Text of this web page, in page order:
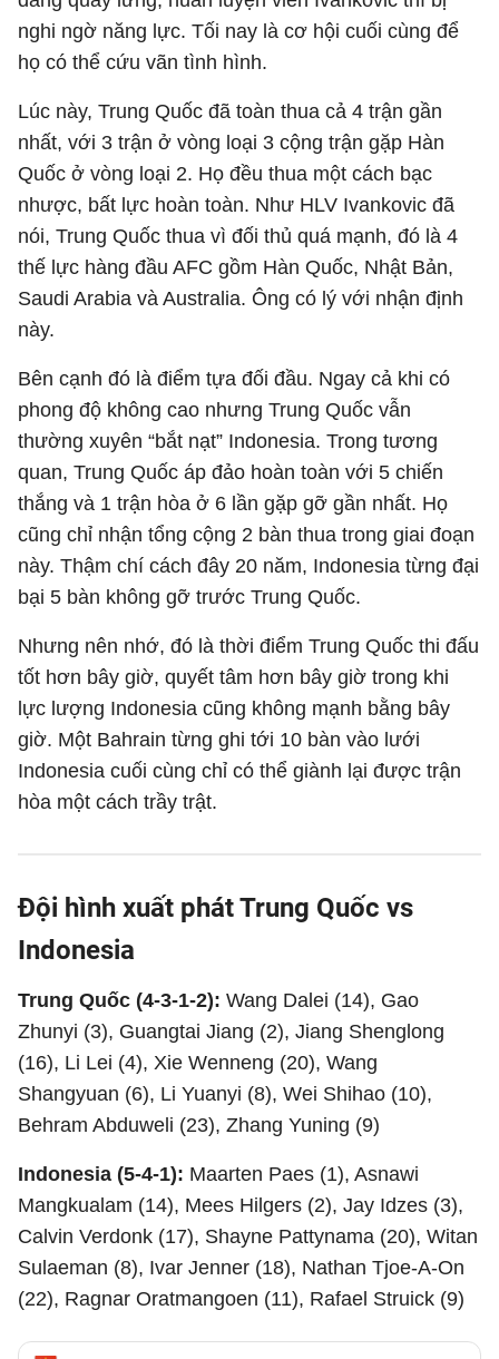
nghi ngờ năng lực. Tối nay là cơ hội cuối cùng để
họ có thể cứu vãn tình hình.
Lúc này, Trung Quốc đã toàn thua cả 4 trận gần
nhất, với 3 trận ở vòng loại 3 cộng trận gặp Hàn
Quốc ở vòng loại 2. Họ đều thua một cách bạc
nhược, bất lực hoàn toàn. Như HLV Ivankovic đã
nói, Trung Quốc thua vì đối thủ quá mạnh, đó là 4
thế lực hàng đầu AFC gồm Hàn Quốc, Nhật Bản,
Saudi Arabia và Australia. Ông có lý với nhận định
này.
Bên cạnh đó là điểm tựa đối đầu. Ngay cả khi có
phong độ không cao nhưng Trung Quốc vẫn
thường xuyên “bắt nạt” Indonesia. Trong tương
quan, Trung Quốc áp đảo hoàn toàn với 5 chiến
thắng và 1 trận hòa ở 6 lần gặp gỡ gần nhất. Họ
cũng chỉ nhận tổng cộng 2 bàn thua trong giai đoạn
này. Thậm chí cách đây 20 năm, Indonesia từng đại
bại 5 bàn không gỡ trước Trung Quốc.
Nhưng nên nhớ, đó là thời điểm Trung Quốc thi đấu
tốt hơn bây giờ, quyết tâm hơn bây giờ trong khi
lực lượng Indonesia cũng không mạnh bằng bây
giờ. Một Bahrain từng ghi tới 10 bàn vào lưới
Indonesia cuối cùng chỉ có thể giành lại được trận
hòa một cách trầy trật.
Đội hình xuất phát Trung Quốc vs
Indonesia
Trung Quốc (4-3-1-2): Wang Dalei (14), Gao
Zhunyi (3), Guangtai Jiang (2), Jiang Shenglong
(16), Li Lei (4), Xie Wenneng (20), Wang
Shangyuan (6), Li Yuanyi (8), Wei Shihao (10),
Behram Abduweli (23), Zhang Yuning (9)
Indonesia (5-4-1): Maarten Paes (1), Asnawi
Mangkualam (14), Mees Hilgers (2), Jay Idzes (3),
Calvin Verdonk (17), Shayne Pattynama (20), Witan
Sulaeman (8), Ivar Jenner (18), Nathan Tjoe-A-On
(22), Ragnar Oratmangoen (11), Rafael Struick (9)